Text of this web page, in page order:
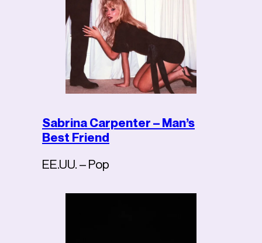
Sabrina Carpenter – Man’s
Best Friend
EE.UU. – Pop